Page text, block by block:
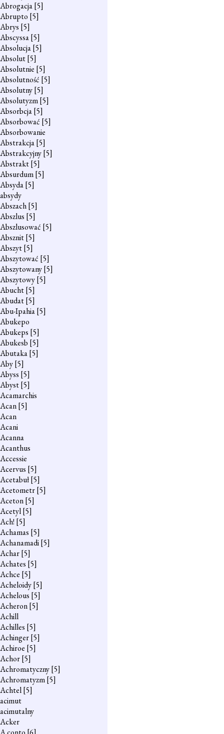
Abrogacja[5]
Abrupto [5]
Abrys [5]
Abscyssa[5]
Absolucja[5]
Absolut[5]
Absolutnie [5]
Absolutność [5]
Absolutny[5]
Absolutyzm[5]
Absorbcja[5]
Absorbować [5]
Absorbowanie
Abstrakcja[5]
Abstrakcyjny[5]
Abstrakt[5]
Absurdum[5]
Absyda[5]
absydy
Abszach[5]
Abszlus [5]
Abszlusować [5]
Absznit[5]
Abszyt[5]
Abszytować [5]
Abszytowany[5]
Abszytowy[5]
Abucht[5]
Abudat[5]
Abu-Ipahia[5]
Abukepo
Abukeps [5]
Abukesb [5]
Abutaka[5]
Aby[5]
Abyss [5]
Abyst[5]
Acamarchis
Acan[5]
Acan
Acani
Acanna
Acanthus
Accessie
Acervus [5]
Acetabuł[5]
Acetometr[5]
Aceton[5]
Acetyl[5]
Ach! [5]
Achamas [5]
Achanamadi[5]
Achar[5]
Achates [5]
Achce [5]
Acheloidy[5]
Achelous [5]
Acheron[5]
Achill
Achilles [5]
Achinger[5]
Achiroe [5]
Achor[5]
Achromatyczny[5]
Achromatyzm[5]
Achtel[5]
acimut
acimutalny
Acker